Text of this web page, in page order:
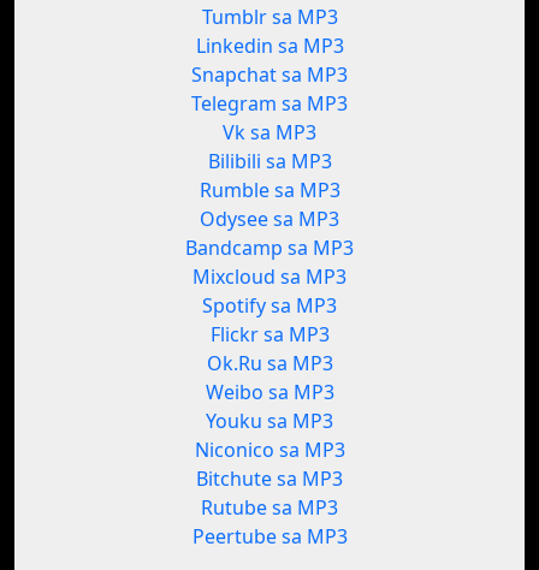
Tumblr sa MP3
Linkedin sa MP3
Snapchat sa MP3
Telegram sa MP3
Vk sa MP3
Bilibili sa MP3
Rumble sa MP3
Odysee sa MP3
Bandcamp sa MP3
Mixcloud sa MP3
Spotify sa MP3
Flickr sa MP3
Ok.Ru sa MP3
Weibo sa MP3
Youku sa MP3
Niconico sa MP3
Bitchute sa MP3
Rutube sa MP3
Peertube sa MP3